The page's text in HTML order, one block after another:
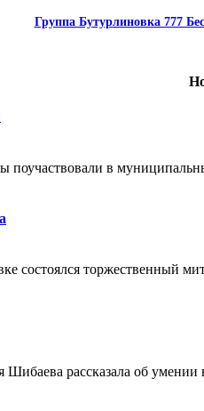
Группа Бутурлиновка 777
в
состоялся торжественный
рассказала об